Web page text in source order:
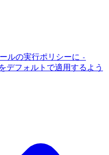
ルの実行ポリシーに -
をデフォルトで適用するよう